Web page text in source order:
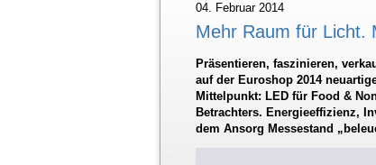
04. Februar 2014
Mehr Raum für Licht.
Präsentieren, faszinieren,
auf der Euroshop 2014
Mittelpunkt: LED für Food &
Betrachters. Energieeffizienz,
dem Ansorg Messestand